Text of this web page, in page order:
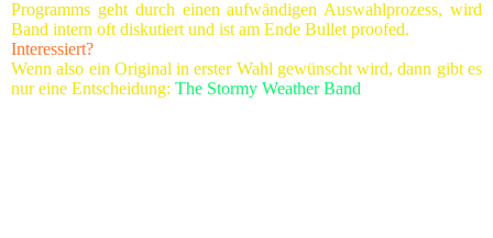
Programms geht durch einen aufwändigen Auswahlprozess, wird
Band intern oft diskutiert und ist am Ende Bullet proofed.
Interessiert?
Wenn also ein Original in erster Wahl gewünscht wird, dann gibt es
nur eine Entscheidung: The Stormy Weather Band